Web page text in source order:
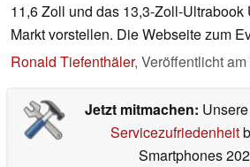
11,6 Zoll und das 13,3-Zoll-Ultrabook
Markt vorstellen. Die Webseite zum
Ronald Tiefenthäler, Veröffentlicht am
Jetzt mitmachen:
Servicezufriedenheit
Smartphones